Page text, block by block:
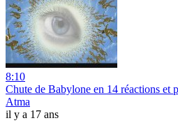
8:10
Chute de Babylone en 14 réactions et
Atma
il y a 17 ans